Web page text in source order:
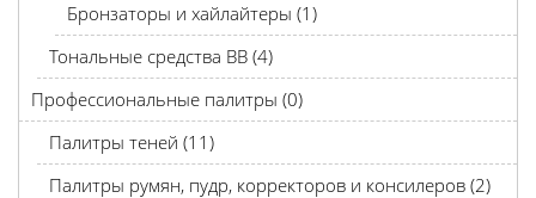
Бронзаторы и хайлайтеры (1)
Тональные средства BB (4)
Профессиональные палитры (0)
Палитры теней (11)
Палитры румян, пудр, корректоров и консилеров (2)